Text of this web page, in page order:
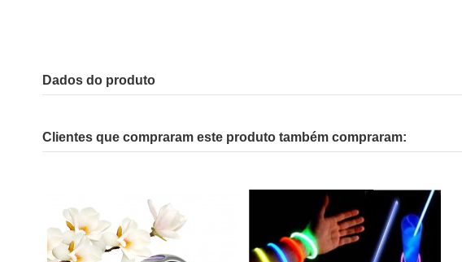
Dados do produto
Clientes que compraram este produto também compraram: